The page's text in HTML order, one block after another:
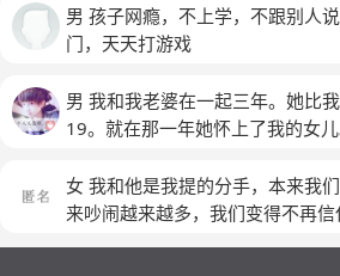
男 孩子网瘾，不上学，不跟别人
门，天天打游戏
男 我和我老婆在一起三年。她比
19。就在那一年她怀上了我的女
人。那时以为有了孩子，她爱我！
有一个做丈夫的责任心！就在今
女 我和他是我提的分手，本来我
来吵闹越来越多，我们变得不再